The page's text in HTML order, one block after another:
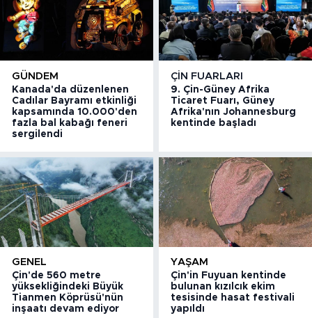
GÜNDEM
Kanada'da düzenlenen
Cadılar Bayramı etkinliği
kapsamında 10.000'den
fazla bal kabağı feneri
sergilendi
ÇIN FUARLARI
9. Çin-Güney Afrika
Ticaret Fuarı, Güney
Afrika'nın Johannesburg
kentinde başladı
GENEL
Çin'de 560 metre
yüksekliğindeki Büyük
Tianmen Köprüsü'nün
inşaatı devam ediyor
YAŞAM
Çin'in Fuyuan kentinde
bulunan kızılcık ekim
tesisinde hasat festivali
yapıldı